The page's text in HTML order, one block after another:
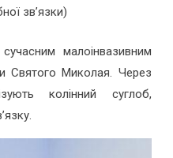
зв’язки)
малоінвазивним
Святого Миколая. Через
колінний суглоб,